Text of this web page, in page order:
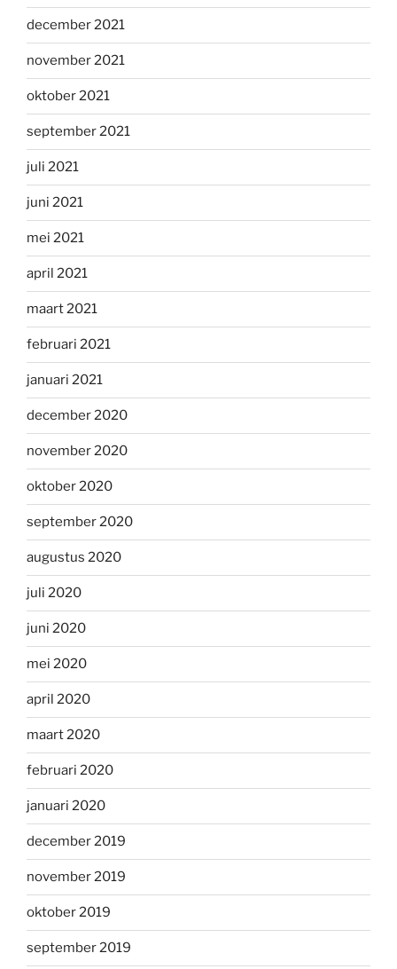
december 2021
november 2021
oktober 2021
september 2021
juli 2021
juni 2021
mei 2021
april 2021
maart 2021
februari 2021
januari 2021
december 2020
november 2020
oktober 2020
september 2020
augustus 2020
juli 2020
juni 2020
mei 2020
april 2020
maart 2020
februari 2020
januari 2020
december 2019
november 2019
oktober 2019
september 2019